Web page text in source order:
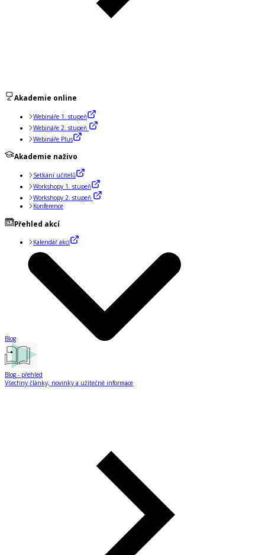
Akademie online
Webináře 1. stupeň
Webináře 2. stupeň
Webináře Plus
Akademie naživo
Setkání učitelů
Workshopy 1. stupeň
Workshopy 2. stupeň
Konference
Přehled akcí
Kalendář akcí
Blog
Blog - přehled
Všechny články, novinky a užitečné informace